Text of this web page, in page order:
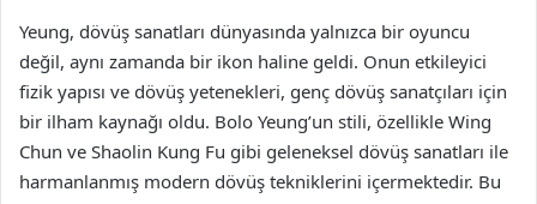
Yeung, dövüş sanatları dünyasında yalnızca bir oyuncu
değil, aynı zamanda bir ikon haline geldi. Onun etkileyici
fizik yapısı ve dövüş yetenekleri, genç dövüş sanatçıları için
bir ilham kaynağı oldu. Bolo Yeung’un stili, özellikle Wing
Chun ve Shaolin Kung Fu gibi geleneksel dövüş sanatları ile
harmanlanmış modern dövüş tekniklerini içermektedir. Bu